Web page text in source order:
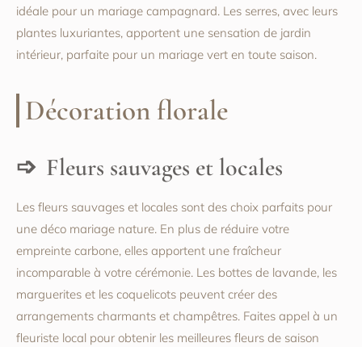
idéale pour un mariage campagnard. Les serres, avec leurs
plantes luxuriantes, apportent une sensation de jardin
intérieur, parfaite pour un mariage vert en toute saison.
Décoration florale
Fleurs sauvages et locales
Les fleurs sauvages et locales sont des choix parfaits pour
une déco mariage nature. En plus de réduire votre
empreinte carbone, elles apportent une fraîcheur
incomparable à votre cérémonie. Les bottes de lavande, les
marguerites et les coquelicots peuvent créer des
arrangements charmants et champêtres. Faites appel à un
fleuriste local pour obtenir les meilleures fleurs de saison